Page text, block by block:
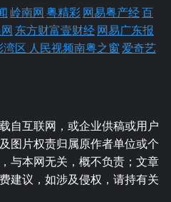
岭南网 粤精彩 网易粤产经百
东方财富壹财经 网易广东报
湾区 人民视频南粤之窗 爱奇艺
自互联网，或企业供稿或用户
图片权责归属原作者单位或个
与本网无关，概不负责；文章
建议，如涉及侵权，请持有关